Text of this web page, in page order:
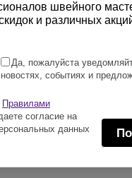
швейного
и различных
Да, пожалуйста
новостях, событиях и
Правилами
согласие на
данных